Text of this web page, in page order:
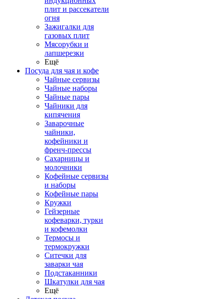
плит и рассекатели
огня
Зажигалки для
газовых плит
Мясорубки и
лапшерезки
Ещё
Посуда для чая и кофе
Чайные сервизы
Чайные наборы
Чайные пары
Чайники для
кипячения
Заварочные
чайники,
кофейники и
френч-прессы
Сахарницы и
молочники
Кофейные сервизы
и наборы
Кофейные пары
Кружки
Гейзерные
кофеварки, турки
и кофемолки
Термосы и
термокружки
Ситечки для
заварки чая
Подстаканники
Шкатулки для чая
Ещё